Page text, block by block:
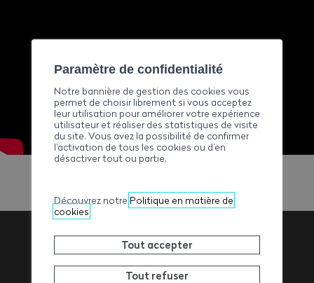
Association
Paramètre de confidentialité
Notre bannière de gestion des cookies vous
permet de choisir librement si vous acceptez
leur utilisation pour améliorer votre expérience
utilisateur et réaliser des statistiques de visite
du site. Vous avez la possibilité de confirmer
l’activation de tous les cookies ou d’en
désactiver tout ou partie.
Découvrez notre Politique en matière de
cookies
Tout accepter
Tout refuser